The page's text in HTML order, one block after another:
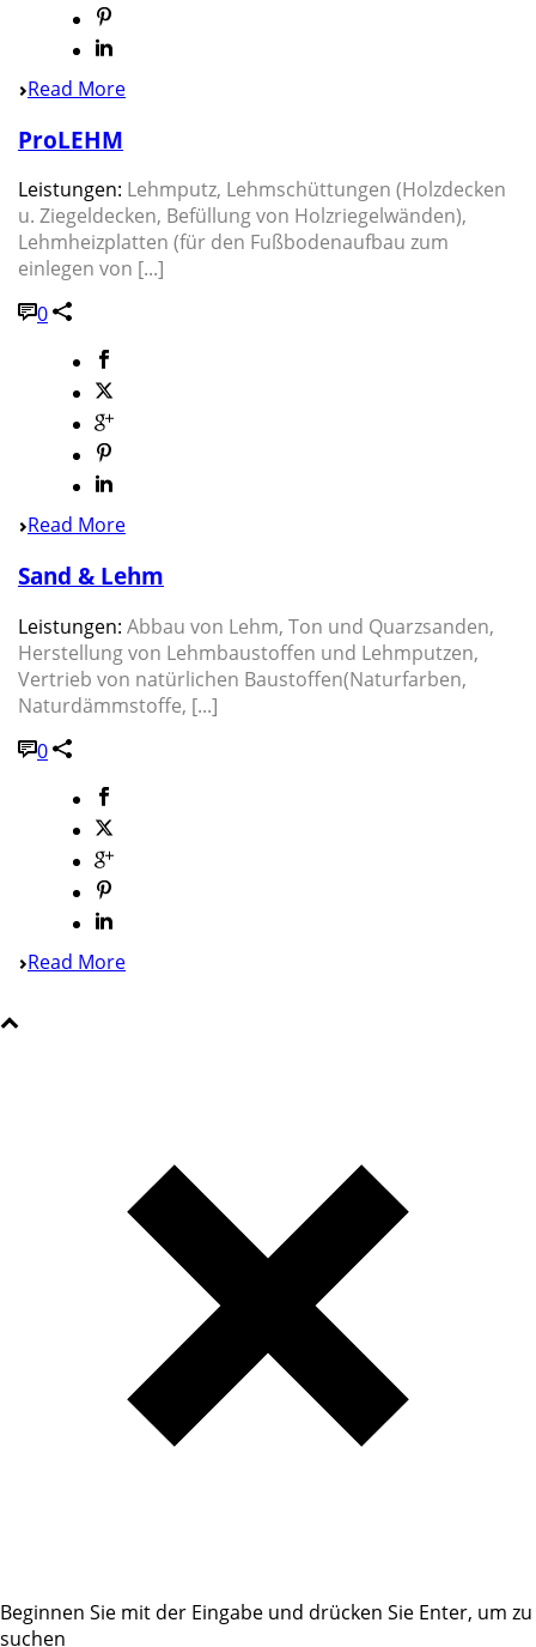
Read More
ProLEHM
Leistungen: Lehmputz, Lehmschüttungen (Holzdecken
u. Ziegeldecken, Befüllung von Holzriegelwänden),
Lehmheizplatten (für den Fußbodenaufbau zum
einlegen von [...]
0
Read More
Sand & Lehm
Leistungen: Abbau von Lehm, Ton und Quarzsanden,
Herstellung von Lehmbaustoffen und Lehmputzen,
Vertrieb von natürlichen Baustoffen(Naturfarben,
Naturdämmstoffe, [...]
0
Read More
Beginnen Sie mit der Eingabe und drücken Sie Enter, um zu
suchen